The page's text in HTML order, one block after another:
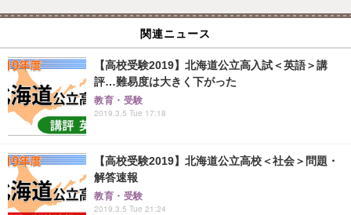
関連ニュース
【高校受験2019】北海道公立高入試＜英語＞講
評…難易度は大きく下がった
教育・受験
2019.3.5 Tue 17:18
【高校受験2019】北海道公立高校＜社会＞問題・
解答速報
教育・受験
2019.3.5 Tue 21:24